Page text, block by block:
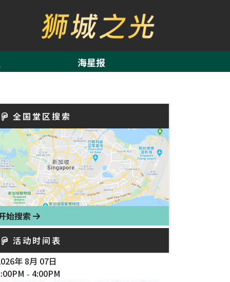
海星报
全国堂区搜索
始搜索
活动时间表
年 8月 07日
- 4:00PM